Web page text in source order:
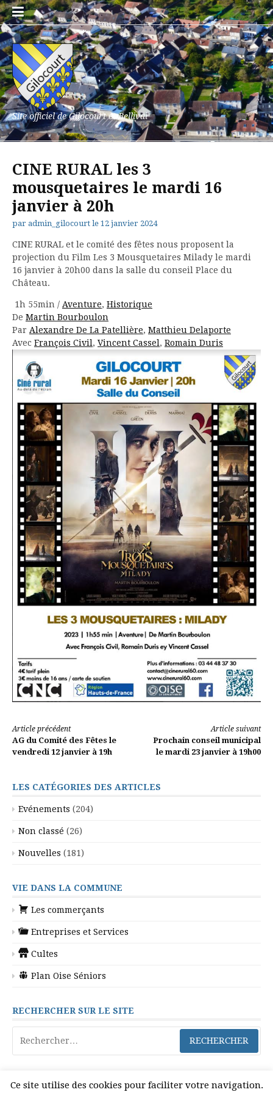
Aller
au
contenu
Site officiel de Gilocourt et Bellival
CINE RURAL les 3
mousquetaires le mardi 16
janvier à 20h
par admin_gilocourt le 12 janvier 2024
CINE RURAL et le comité des fêtes nous proposent la
projection du Film Les 3 Mousquetaires Milady le mardi
16 janvier à 20h00 dans la salle du conseil Place du
Château.
1h 55min / Aventure, Historique
De Martin Bourboulon
Par Alexandre De La Patellière, Matthieu Delaporte
Avec François Civil , Vincent Cassel , Romain Duris
Lire
la
suite
Article précédent
AG du Comité des Fêtes le
vendredi 12 janvier à 19h
Article suivant
Prochain conseil municipal
le mardi 23 janvier à 19h00
LES CATÉGORIES DES ARTICLES
Evénements (204)
Non classé (26)
Nouvelles (181)
VIE DANS LA COMMUNE
Les commerçants
Entreprises et Services
Cultes
Plan Oise Séniors
RECHERCHER SUR LE SITE
Ce site utilise des cookies pour faciliter votre navigation.